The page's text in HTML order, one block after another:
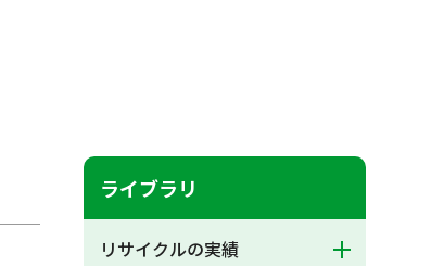
ライブラリ
リサイクルの実績